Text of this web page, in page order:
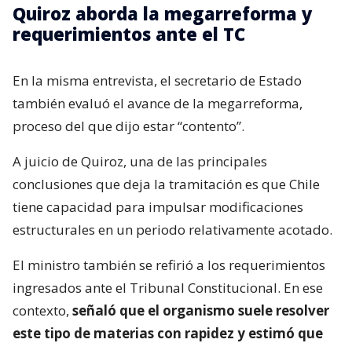
Quiroz aborda la megarreforma y
requerimientos ante el TC
En la misma entrevista, el secretario de Estado
también evaluó el avance de la megarreforma,
proceso del que dijo estar “contento”.
A juicio de Quiroz, una de las principales
conclusiones que deja la tramitación es que Chile
tiene capacidad para impulsar modificaciones
estructurales en un periodo relativamente acotado.
El ministro también se refirió a los requerimientos
ingresados ante el Tribunal Constitucional. En ese
contexto, señaló que el organismo suele resolver
este tipo de materias con rapidez y estimó que